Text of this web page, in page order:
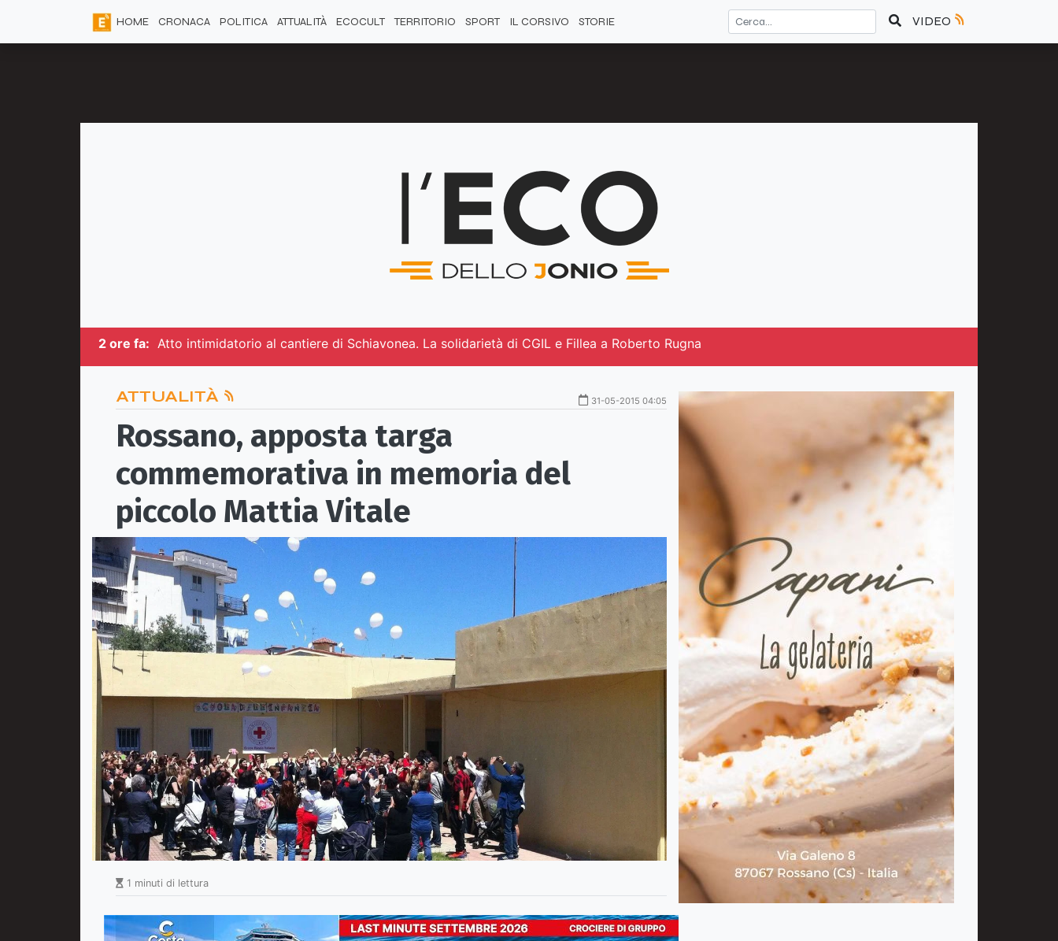
HOME CRONACA POLITICA ATTUALITÀ ECOCULT TERRITORIO SPORT IL CORSIVO STORIE VIDEO
2 ore fa: Atto intimidatorio al cantiere di Schiavonea. La solidarietà di CGIL e Fillea a Roberto Rugna
ATTUALITÀ 31-05-2015 04:05
Rossano, apposta targa
commemorativa in memoria del
piccolo Mattia Vitale
1 minuti di lettura